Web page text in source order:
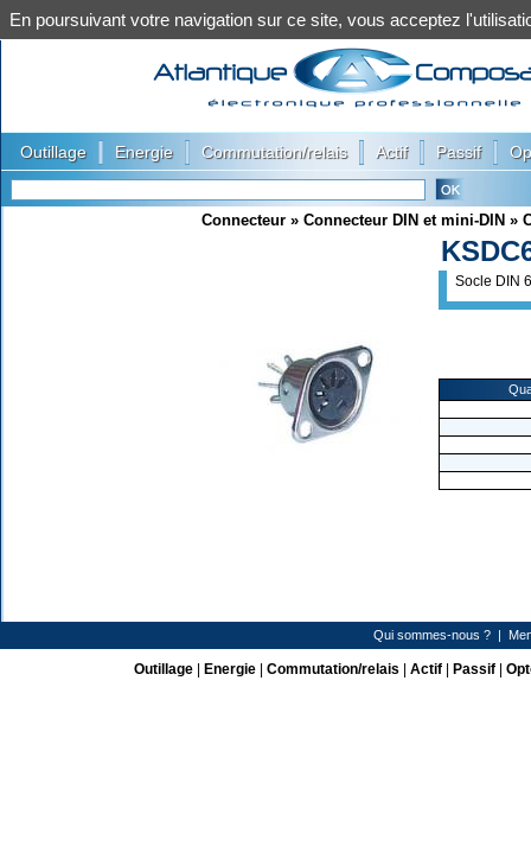
Outillage Energie Commutation/relais Actif Passif
Connecteur » Connecteur DIN et mini-DIN »
Socle DIN
Qui sommes-nous ? |
Outillage| Energie| Commutation/relais Actif| Passif|
En poursuivant votre navigation sur ce site, vous acceptez